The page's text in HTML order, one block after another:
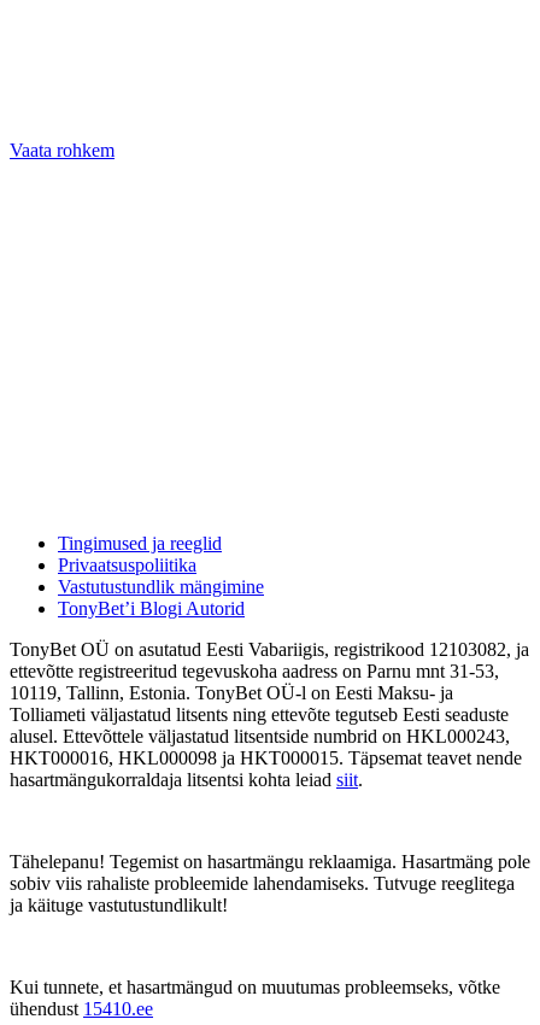
Vaata rohkem
Tingimused ja reeglid
Privaatsuspoliitika
Vastutustundlik mängimine
TonyBet’i Blogi Autorid
TonyBet OÜ on asutatud Eesti Vabariigis, registrikood 12103082, ja
ettevõtte registreeritud tegevuskoha aadress on Parnu mnt 31-53,
10119, Tallinn, Estonia. TonyBet OÜ-l on Eesti Maksu- ja
Tolliameti väljastatud litsents ning ettevõte tegutseb Eesti seaduste
alusel. Ettevõttele väljastatud litsentside numbrid on HKL000243,
HKT000016, HKL000098 ja HKT000015. Täpsemat teavet nende
hasartmängukorraldaja litsentsi kohta leiad siit.
Tähelepanu! Tegemist on hasartmängu reklaamiga. Hasartmäng pole
sobiv viis rahaliste probleemide lahendamiseks. Tutvuge reeglitega
ja käituge vastutustundlikult!
Kui tunnete, et hasartmängud on muutumas probleemseks, võtke
ühendust 15410.ee